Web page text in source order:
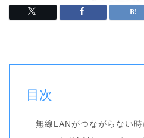
目次
無線LANがつながらない時